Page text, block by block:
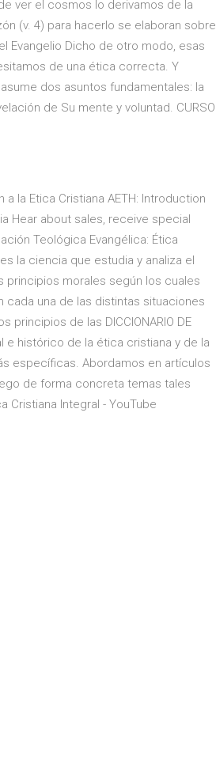
ver el cosmos lo derivamos de la
(v. 4) para hacerlo se elaboran sobre
Evangelio Dicho de otro modo, esas
de una ética correcta. Y
dos asuntos fundamentales: la
de Su mente y voluntad. CURSO
la Etica Cristiana AETH: Introduction
Hear about sales, receive special
Teológica Evangélica: Ética
la ciencia que estudia y analiza el
morales según los cuales
una de las distintas situaciones
de las DICCIONARIO DE
e histórico de la ética cristiana y de la
específicas. Abordamos en artículos
de forma concreta temas tales
Cristiana Integral - YouTube